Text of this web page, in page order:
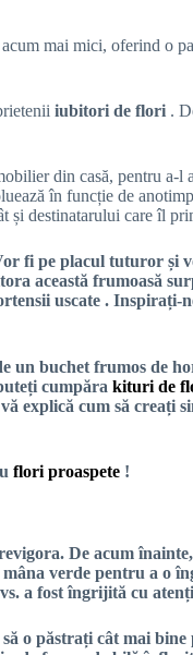
mai mici, oferind
iubitori de flori .
din casă, pentru
în funcție de
și destinatarului care îl
fi pe placul tuturor și
această frumoasă
uscate . Inspirați-
buchet frumos de
cumpăra kituri de
explică cum să creați
flori proaspete !
De acum
verde pentru a
a fost îngrijită cu
o păstrați cât mai